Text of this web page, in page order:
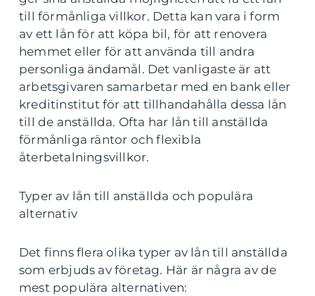
till förmånliga villkor. Detta kan vara i form
av ett lån för att köpa bil, för att renovera
hemmet eller för att använda till andra
personliga ändamål. Det vanligaste är att
arbetsgivaren samarbetar med en bank eller
kreditinstitut för att tillhandahålla dessa lån
till de anställda. Ofta har lån till anställda
förmånliga räntor och flexibla
återbetalningsvillkor.
Typer av lån till anställda och populära
alternativ
Det finns flera olika typer av lån till anställda
som erbjuds av företag. Här är några av de
mest populära alternativen: